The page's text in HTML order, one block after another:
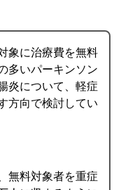
象に治療費を無料
多いパーキンソン
炎について、軽症
方向で検討してい
無料対象者を重症